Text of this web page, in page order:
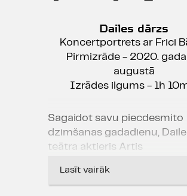
Dailes dārzs
Koncertportrets ar Frici
Pirmizrāde - 2020. gada
augustā
Izrādes ilgums - 1h
Sagaidot savu piecdesmito
dzimšanas gadadienu,
teātra aktieris Artis
intīmā gaisotnē Vasaras
Lasīt vairāk